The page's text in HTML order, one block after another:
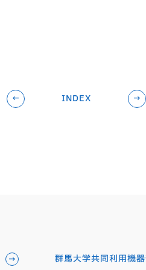
← INDEX →
群馬大学共同利用機